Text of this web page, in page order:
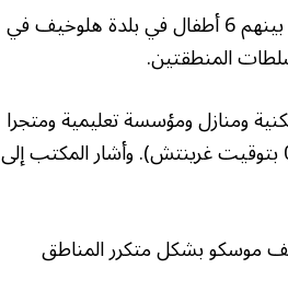
وأدى قصف روسي أيضا إلى مقتل فتى يبلغ 14 عاما وإصابة 12 بجروح بينهم 6 أطفال في بلدة هلوخيف في
ومنازل ومؤسسة تعليمية ومتجرا
وسيارات، ووقع في حوالي الساعة 12:40 ظهرا بالتوقيت المحلي (09:40 بتوقيت غرينتش). وأشار المكتب إلى
روسيا. وتقصف موسكو بشكل متكرر المناطق